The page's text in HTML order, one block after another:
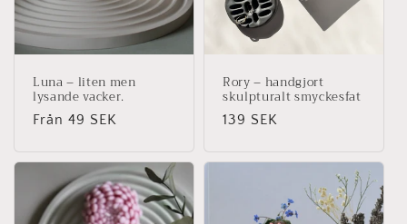
Luna – liten men
lysande vacker.
Ordinarie
Från 49 SEK
Rory – handgjort
skulpturalt smyckesfat
Ordinarie
139 SEK